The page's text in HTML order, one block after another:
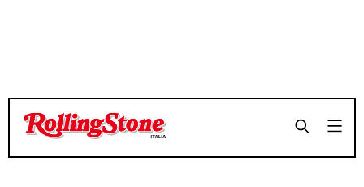
TEMPO DI LETTURA 6 MINUTI SHARE
TEMPO DI LETTURA 6 MINUTI SHARE